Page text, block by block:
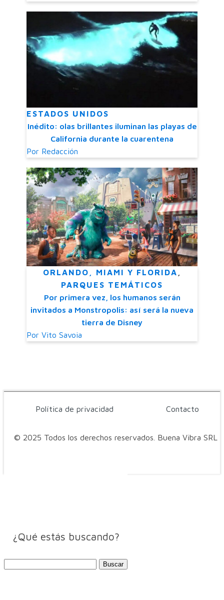
ESTADOS UNIDOS
Inédito: olas brillantes iluminan las playas de
California durante la cuarentena
Por Redacción
ORLANDO, MIAMI Y FLORIDA
PARQUES TEMÁTICOS
Por primera vez, los humanos serán
invitados a Monstropolis: así será la nueva
tierra de Disney
Por Vito Savoia
© 2025 Todos los derechos reservados. Buena Vibra SRL
Política de privacidad Contacto
¿Qué estás buscando?